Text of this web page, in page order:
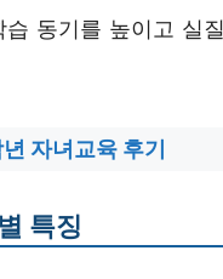
동기를 높이고 실
자녀교육 후기
특징